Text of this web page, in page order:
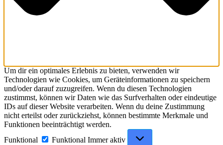
Um dir ein optimales Erlebnis zu bieten, verwenden wir
Technologien wie Cookies, um Geräteinformationen zu speichern
und/oder darauf zuzugreifen. Wenn du diesen Technologien
zustimmst, können wir Daten wie das Surfverhalten oder eindeutige
IDs auf dieser Website verarbeiten. Wenn du deine Zustimmung
nicht erteilst oder zurückziehst, können bestimmte Merkmale und
Funktionen beeinträchtigt werden.
Funktional
Funktional Immer aktiv